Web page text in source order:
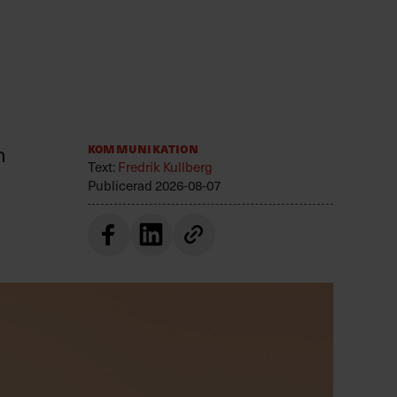
Kommunikation
Text:Fredrik Kullberg
Publicerad 2026-08-07